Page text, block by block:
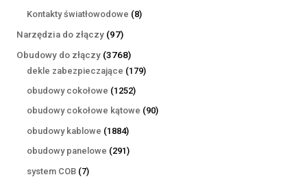
produktów
Kontakty światłowodowe 88
Narzędzia do złączy 9797
produktów
Obudowy do złączy 37683768
produktów
dekle zabezpieczające 179179
obudowy cokołowe 12521252
produkty
obudowy cokołowe kątowe 9090
obudowy kablowe 18841884
produkty
obudowy panelowe 291291
system COB 77